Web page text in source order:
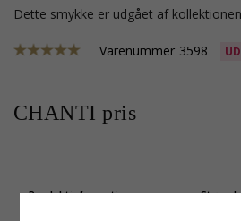
Dette smykke er udgået af kollektionen
Varenummer 3598
CHANTI pris
Produktinformation